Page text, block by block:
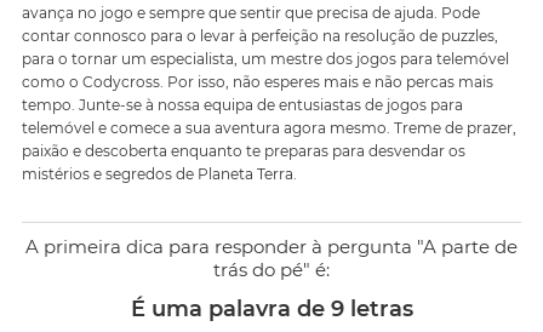
avança no jogo e sempre que sentir que precisa de ajuda. Pode
contar connosco para o levar à perfeição na resolução de puzzles,
para o tornar um especialista, um mestre dos jogos para telemóvel
como o Codycross. Por isso, não esperes mais e não percas mais
tempo. Junte-se à nossa equipa de entusiastas de jogos para
telemóvel e comece a sua aventura agora mesmo. Treme de prazer,
paixão e descoberta enquanto te preparas para desvendar os
mistérios e segredos de Planeta Terra.
A primeira dica para responder à pergunta "A parte de
trás do pé" é:
É uma palavra de 9 letras